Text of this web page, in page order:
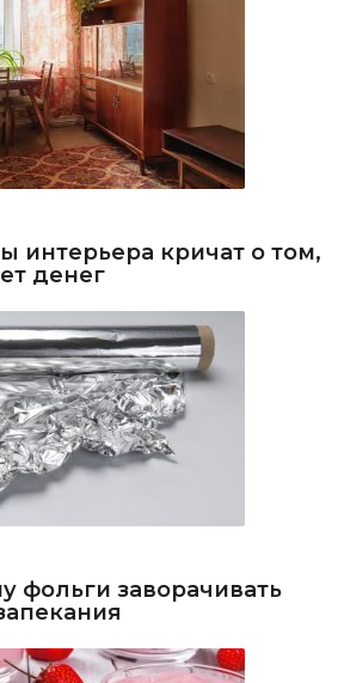
интерьера кричат о том,
денег
фольги заворачивать